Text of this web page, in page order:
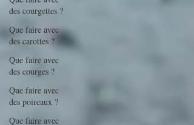
des courgettes ?
Que faire avec
des carottes ?
Que faire avec
des courges ?
Que faire avec
des poireaux ?
Que faire avec